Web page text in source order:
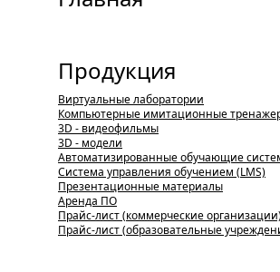
Продукция
Виртуальные лаборатории
Компьютерные имитационные
3D - видеофильмы
3D - модели
Автоматизированные обучающие
Система управления обучением (LMS)
Презентационные материалы
Аренда ПО
Прайс-лист (коммерческие
Прайс-лист (образовательные